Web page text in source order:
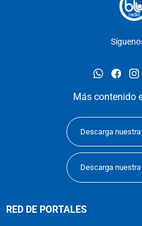
whatsapp
Más contenido
Descarga
Descarga
RED DE PORTALES